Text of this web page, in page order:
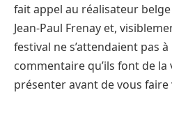
fait appel au réalisateur
Jean-Paul Frenay et,
festival ne s’attendaient pas
commentaire qu’ils font de la
présenter avant de vous